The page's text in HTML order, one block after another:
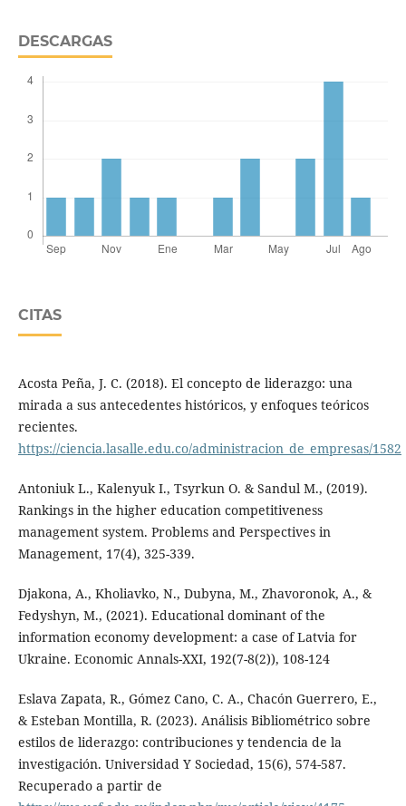
DESCARGAS
CITAS
Acosta Peña, J. C. (2018). El concepto de liderazgo: una
mirada a sus antecedentes históricos, y enfoques teóricos
recientes.
https://ciencia.lasalle.edu.co/administracion_de_empresas/1582
Antoniuk L., Kalenyuk I., Tsyrkun O. & Sandul M., (2019).
Rankings in the higher education competitiveness
management system. Problems and Perspectives in
Management, 17(4), 325-339.
Djakona, A., Kholiavko, N., Dubyna, M., Zhavoronok, A., &
Fedyshyn, M., (2021). Educational dominant of the
information economy development: a case of Latvia for
Ukraine. Economic Annals-XXI, 192(7-8(2)), 108-124
Eslava Zapata, R., Gómez Cano, C. A., Chacón Guerrero, E.,
& Esteban Montilla, R. (2023). Análisis Bibliométrico sobre
estilos de liderazgo: contribuciones y tendencia de la
investigación. Universidad Y Sociedad, 15(6), 574-587.
Recuperado a partir de